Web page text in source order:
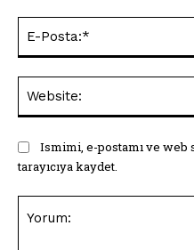
Ismimi, e-postamı ve
tarayıcıya kaydet.